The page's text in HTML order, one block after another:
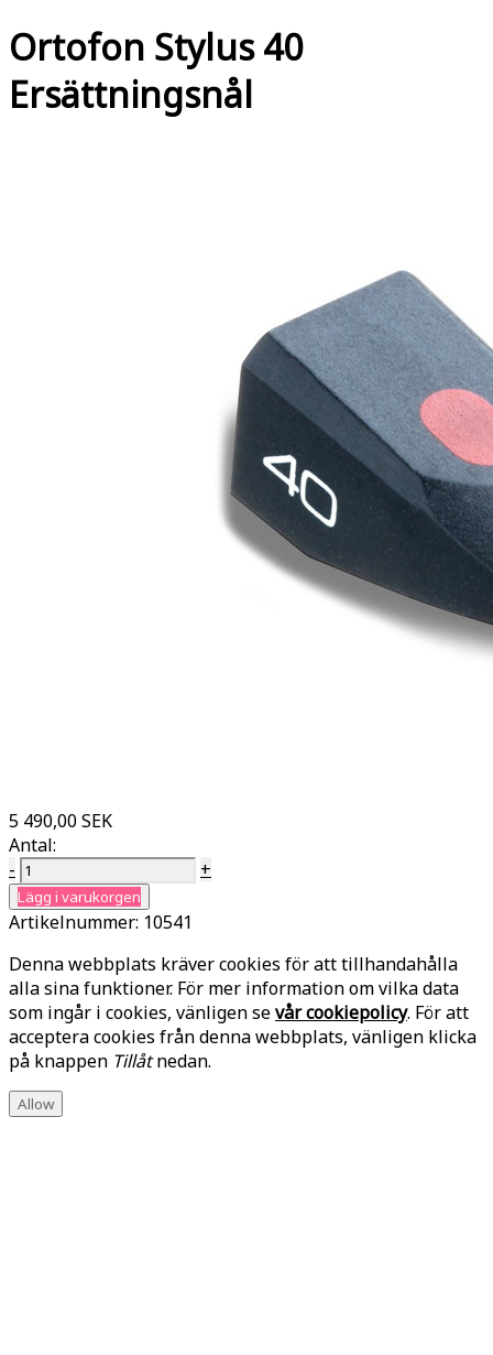
Ortofon Stylus 40
Ersättningsnål
5 490,00 SEK
Antal:
-
+
Lägg i varukorgen
Artikelnummer: 10541
Denna webbplats kräver cookies för att tillhandahålla
alla sina funktioner. För mer information om vilka data
som ingår i cookies, vänligen sevår cookiepolicy. För att
acceptera cookies från denna webbplats, vänligen klicka
på knappen Tillåtnedan.
Allow